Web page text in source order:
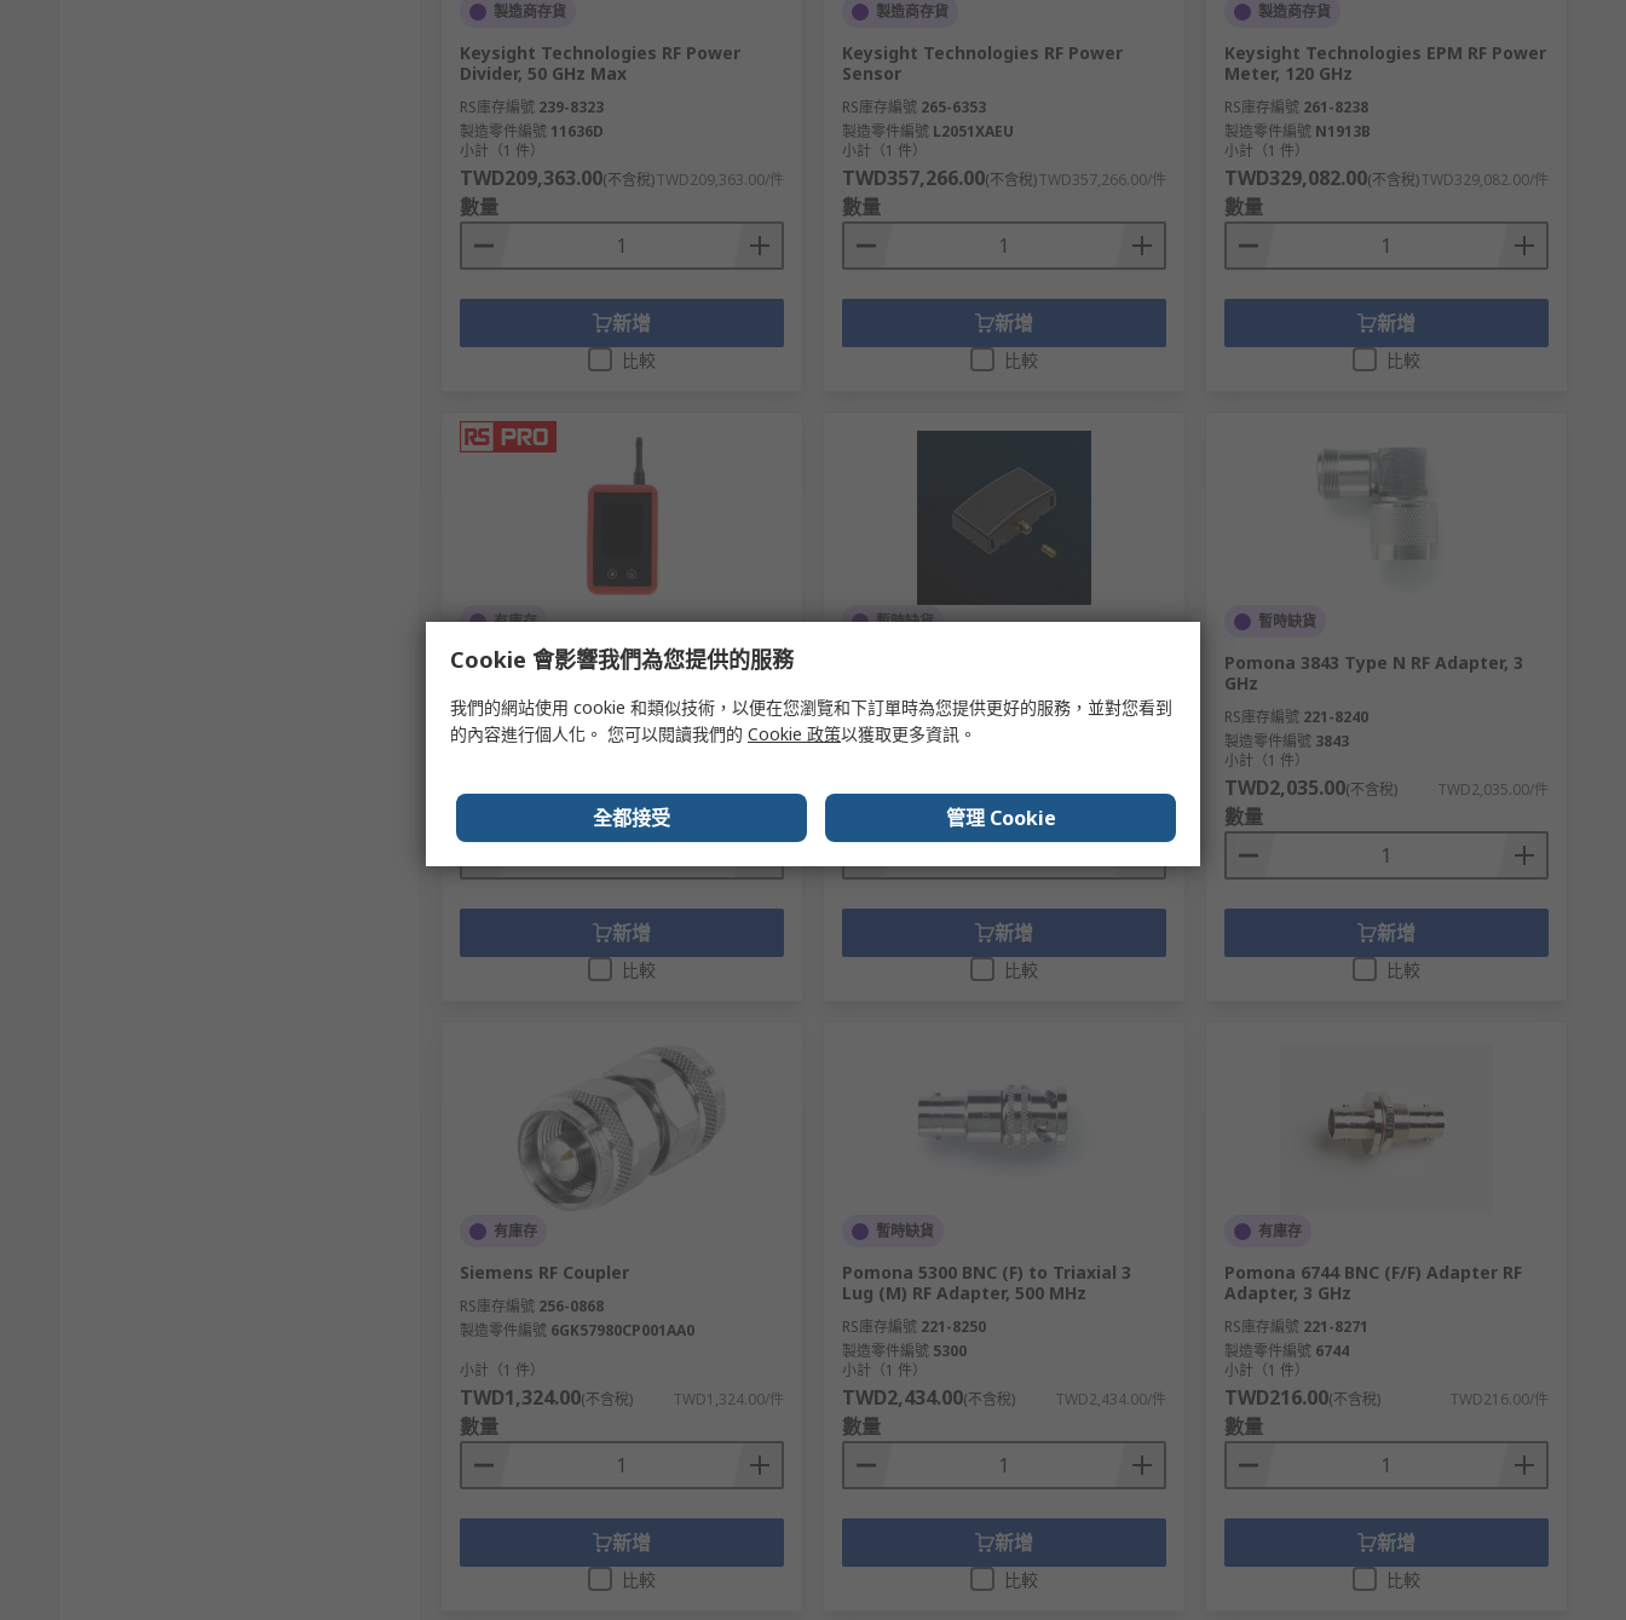
製造商存貨
Keysight Technologies RF Power
Divider, 50 GHz Max
RS庫存編號 239-8323
製造零件編號 11636D
小計（1 件）
TWD209,363.00(不含稅)TWD209,363.00/件
數量
新增
比較
製造商存貨
Keysight Technologies RF Power
Sensor
RS庫存編號 265-6353
製造零件編號 L2051XAEU
小計（1 件）
TWD357,266.00(不含稅)TWD357,266.00/件
數量
新增
比較
製造商存貨
Keysight Technologies EPM RF Power
Meter, 120 GHz
RS庫存編號 261-8238
製造零件編號 N1913B
小計（1 件）
TWD329,082.00(不含稅)TWD329,082.00/件
數量
新增
比較
有庫存
RS PRO RF Detector
RS庫存編號 280-059
TWD29,164.00(不含稅) TWD29,164.00/件
新增
比較
暫時缺貨
RS庫存編號201-1740
製造零件編號302/002
TWD27,209.00(不含稅) TWD27,209.00/件
新增
比較
暫時缺貨
Pomona 3843 Type N RF Adapter, 3
GHz
RS庫存編號 221-8240
製造零件編號 3843
小計（1 件）
TWD2,035.00(不含稅) TWD2,035.00/件
數量
新增
比較
有庫存
Siemens RF Coupler
RS庫存編號 256-0868
製造零件編號 6GK57980CP001AA0
小計（1 件）
TWD1,324.00(不含稅) TWD1,324.00/件
數量
新增
比較
暫時缺貨
Pomona 5300 BNC (F) to Triaxial 3
Lug (M) RF Adapter, 500 MHz
RS庫存編號 221-8250
製造零件編號 5300
小計（1 件）
TWD2,434.00(不含稅) TWD2,434.00/件
數量
新增
比較
有庫存
Pomona 6744 BNC (F/F) Adapter RF
Adapter, 3 GHz
RS庫存編號 221-8271
製造零件編號 6744
小計（1 件）
TWD216.00(不含稅) TWD216.00/件
數量
新增
比較
Cookie 會影響我們為您提供的服務
我們的網站使用 cookie 和類似技術，以便在您瀏覽和下訂單時為您提供更好的服務，並對您看到
的內容進行個人化。 您可以閱讀我們的 Cookie 政策以獲取更多資訊。
全都接受 管理 Cookie